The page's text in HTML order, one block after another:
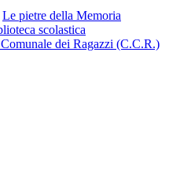
Le pietre della Memoria
scolastica
dei Ragazzi (C.C.R.)